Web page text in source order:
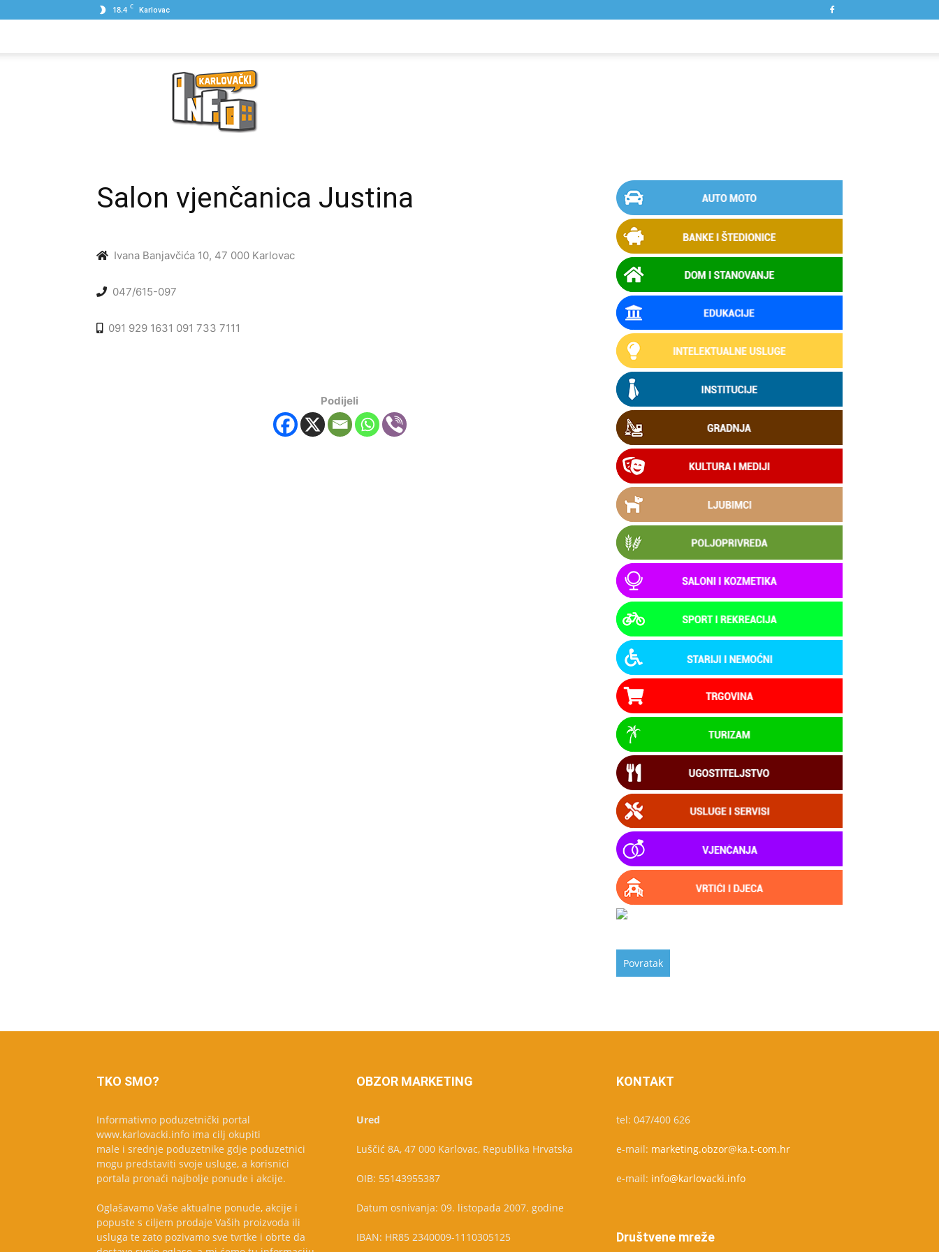
18.4 C Karlovac
Karlovački
Salon vjenčanica Justina
Ivana Banjavčića 10, 47 000 Karlovac
047/615-097
091 929 1631 091 733 7111
Podijeli
TKO SMO?
Informativno poduzetnički portal
www.karlovacki.info ima cilj okupiti
male i srednje poduzetnike gdje poduzetnici
mogu predstaviti svoje usluge, a korisnici
portala pronaći najbolje ponude i akcije.
Oglašavamo Vaše aktualne ponude, akcije i
popuste s ciljem prodaje Vaših proizvoda ili
usluga te zato pozivamo sve tvrtke i obrte da
OBZOR MARKETING
Ured
Luščić 8A, 47 000 Karlovac, Republika Hrvatska
OIB: 55143955387
Datum osnivanja: 09. listopada 2007. godine
IBAN: HR85 2340009-1110305125
KONTAKT
tel: 047/400 626
e-mail: marketing.obzor@ka.t-com.hr
e-mail: info@karlovacki.info
Društvene mreže